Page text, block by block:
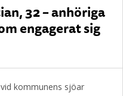
32 – anhöriga
engagerat sig